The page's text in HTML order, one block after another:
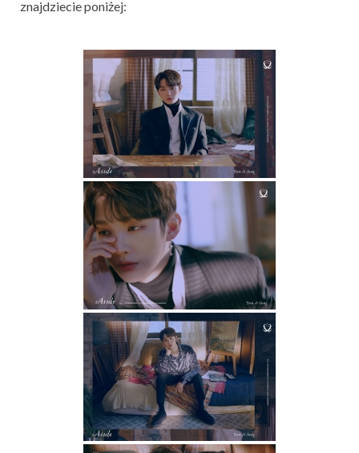
znajdziecie poniżej: